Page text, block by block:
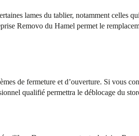
lames du tablier, notamment celles
Removo du Hamel permet le
de fermeture et d’ouverture. Si vous
qualifié permettra le déblocage du